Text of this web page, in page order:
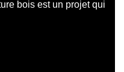
bois est un projet qui